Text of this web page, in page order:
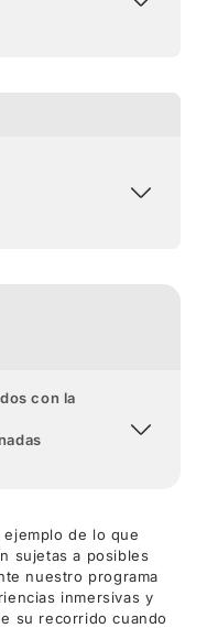
con la
de lo que
sujetas a posibles
nuestro programa
inmersivas y
su recorrido cuando